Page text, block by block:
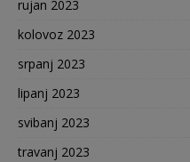
rujan 2023
kolovoz 2023
srpanj 2023
lipanj 2023
svibanj 2023
travanj 2023